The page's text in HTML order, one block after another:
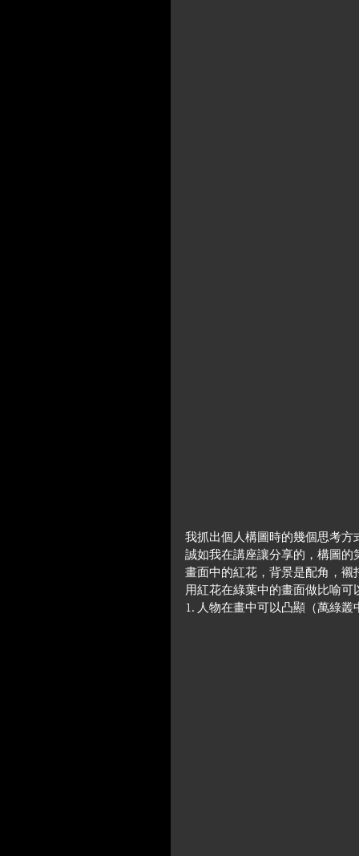
我抓出個人構圖時的幾個思考
誠如我在講座讓分享的，構圖
畫面中的紅花，背景是配角，襯
用紅花在綠葉中的畫面做比喻可
1. 人物在畫中可以凸顯（萬綠叢